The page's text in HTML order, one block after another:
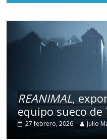
REANIMAL,
equipo sueco
27 febrero, 2026 Julio